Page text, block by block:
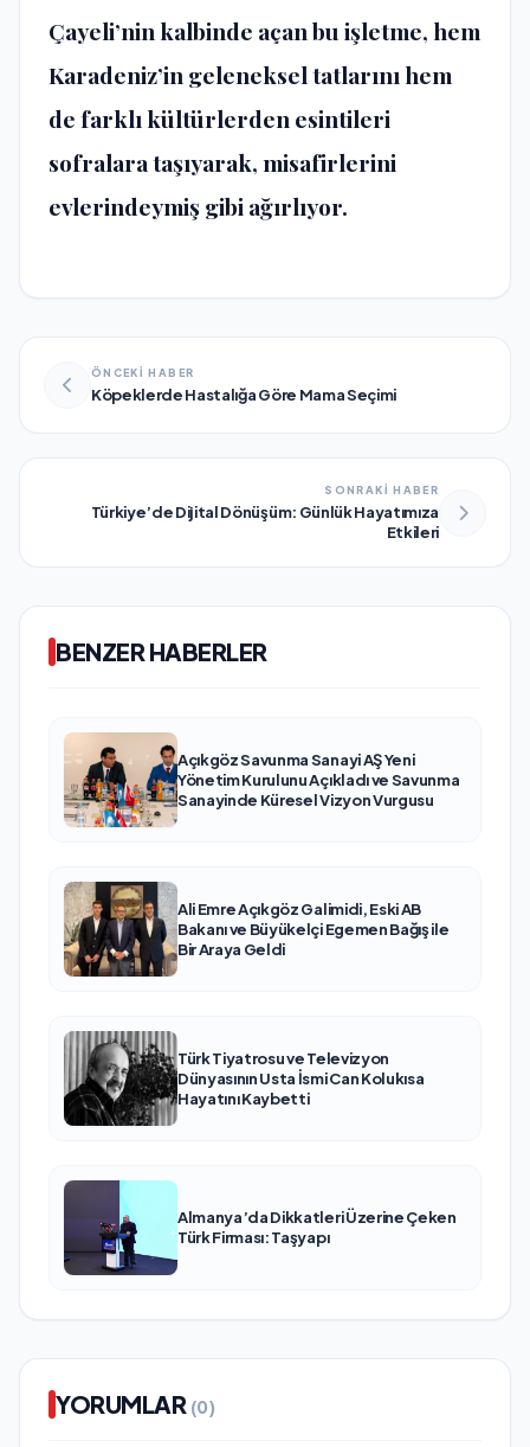
Çayeli’nin kalbinde açan bu işletme, hem
Karadeniz’in geleneksel tatlarını hem
de farklı kültürlerden esintileri
sofralara taşıyarak, misafirlerini
evlerindeymiş gibi ağırlıyor.
ÖNCEKİ HABER
Köpeklerde Hastalığa Göre Mama Seçimi
SONRAKİ HABER
Türkiye’de Dijital Dönüşüm: Günlük Hayatımıza
Etkileri
BENZER HABERLER
Açıkgöz Savunma Sanayi AŞ Yeni
Yönetim Kurulunu Açıkladı ve Savunma
Sanayinde Küresel Vizyon Vurgusu
Ali Emre Açıkgöz Galimidi, Eski AB
Bakanı ve Büyükelçi Egemen Bağış ile
Bir Araya Geldi
Türk Tiyatrosu ve Televizyon
Dünyasının Usta İsmi Can Kolukısa
Hayatını Kaybetti
Almanya’da Dikkatleri Üzerine Çeken
Türk Firması: Taşyapı
YORUMLAR (0)